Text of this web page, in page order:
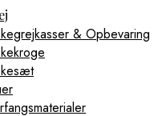
& Opbevaring